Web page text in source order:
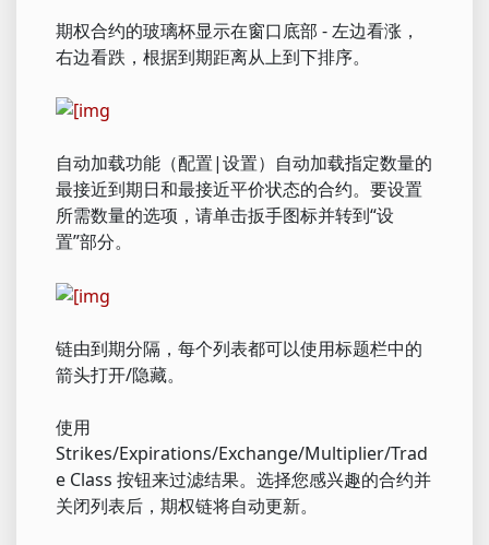
期权合约的玻璃杯显示在窗口底部 - 左边看涨，
右边看跌，根据到期距离从上到下排序。
自动加载功能（配置|设置）自动加载指定数量的
最接近到期日和最接近平价状态的合约。要设置
所需数量的选项，请单击扳手图标并转到“设
置”部分。
链由到期分隔，每个列表都可以使用标题栏中的
箭头打开/隐藏。
使用
Strikes/Expirations/Exchange/Multiplier/Trad
e Class 按钮来过滤结果。选择您感兴趣的合约并
关闭列表后，期权链将自动更新。